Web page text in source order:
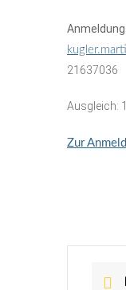
21637036
Ausgleich:
Zur